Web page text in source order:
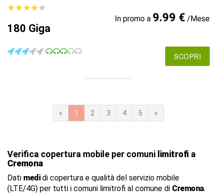
★★★★★
★★★★★
180 Giga
In promo a 9.99 €/Mese
SCOPRI
« 1 2 3 4 5 »
Verifica copertura mobile per comuni limitrofi a
Cremona
Dati medidi copertura e qualità del servizio mobile
(LTE/4G) per tutti i comuni limitrofi al comune di Cremona.